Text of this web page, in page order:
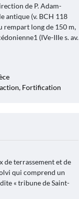
de P. Adam-
antique (v. BCH 118
rempart long de 150 m,
(IVe-IIIe s. av.
Fortification
de terrassement et de
qui comprend un
« tribune de Saint-